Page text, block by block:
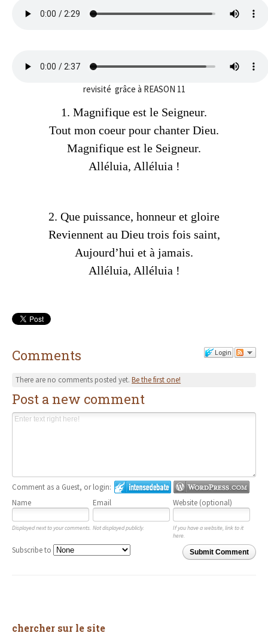
revisité grâce à REASON 11
1. Magnifique est le Seigneur.
Tout mon coeur pour chanter Dieu.
Magnifique est le Seigneur.
Alléluia, Alléluia !
2. Que puissance, honneur et gloire
Reviennent au Dieu trois fois saint,
Aujourd’hui et à jamais.
Alléluia, Alléluia !
Login
Comments
There are no comments posted yet.Be the first one!
Post a new comment
Comment as a Guest, or login:
Name
Email Website (optional)
Displayed next to your comments. Not displayed publicly.
If you have a website, link to it
here.
Submit Comment
Subscribe to
chercher sur le site